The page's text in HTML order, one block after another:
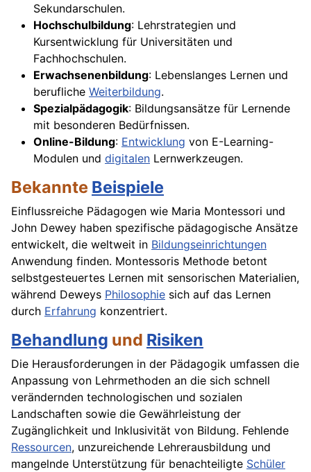
Sekundarschulen.
Hochschulbildung: Lehrstrategien und
Kursentwicklung für Universitäten und
Fachhochschulen.
Erwachsenenbildung: Lebenslanges Lernen und
berufliche Weiterbildung.
Spezialpädagogik: Bildungsansätze für Lernende
mit besonderen Bedürfnissen.
Online-Bildung: Entwicklung von E-Learning-
Modulen und digitalen Lernwerkzeugen.
Bekannte Beispiele
Einflussreiche Pädagogen wie Maria Montessori und
John Dewey haben spezifische pädagogische Ansätze
entwickelt, die weltweit in Bildungseinrichtungen
Anwendung finden. Montessoris Methode betont
selbstgesteuertes Lernen mit sensorischen Materialien,
während Deweys Philosophie sich auf das Lernen
durch Erfahrung konzentriert.
Behandlung und Risiken
Die Herausforderungen in der Pädagogik umfassen die
Anpassung von Lehrmethoden an die sich schnell
verändernden technologischen und sozialen
Landschaften sowie die Gewährleistung der
Zugänglichkeit und Inklusivität von Bildung. Fehlende
Ressourcen, unzureichende Lehrerausbildung und
mangelnde Unterstützung für benachteiligte Schüler